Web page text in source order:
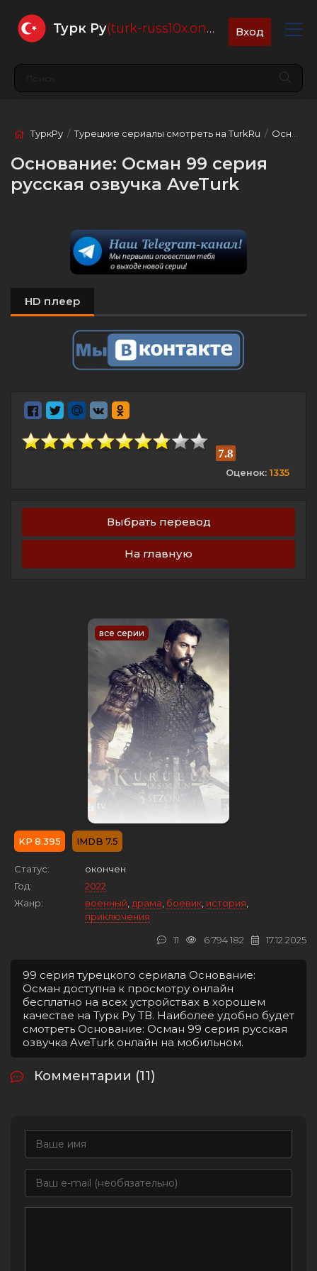
Турк Ру(turk-russ10x.online) Вход
ТуркРу /Турецкие сериалы смотреть на TurkRu / Основание: Осман
Основание: Осман 99 серия
русская озвучка AveTurk
HD плеер
7.8
Оценок: 1335
Выбрать перевод
На главную
все серии
8.395 7.5
Статус:
окончен
Год:
2022
Жанр:
военный драма боевик история
приключения
17.12.2025
6 794 182
11
99 серия турецкого сериала Основание:
Осман доступна к просмотру онлайн
бесплатно на всех устройствах в хорошем
качестве на Турк Ру ТВ. Наиболее удобно будет
смотреть Основание: Осман 99 серия русская
озвучка AveTurk онлайн на мобильном.
Комментарии (11)